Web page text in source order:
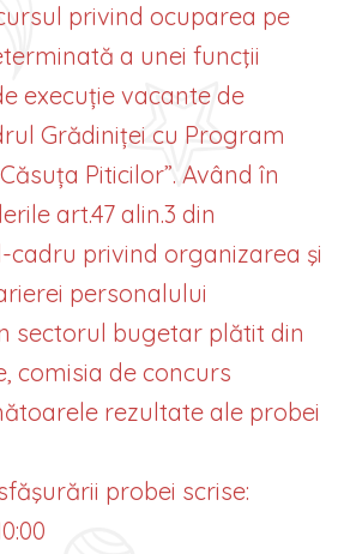
privind ocuparea pe
a unei funcţii
execuție vacante de
Grădiniței cu Program
Piticilor”. Având în
art.47 alin.3 din
privind organizarea şi
personalului
sectorul bugetar plătit din
comisia de concurs
rezultate ale probei
probei scrise: